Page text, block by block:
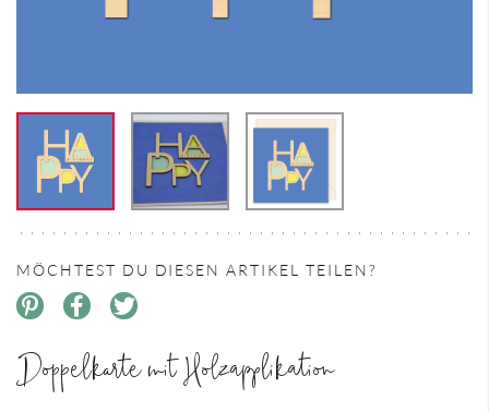
Doppelkarte mit Holzapplikation
MÖCHTEST DU DIESEN ARTIKEL TEILEN?